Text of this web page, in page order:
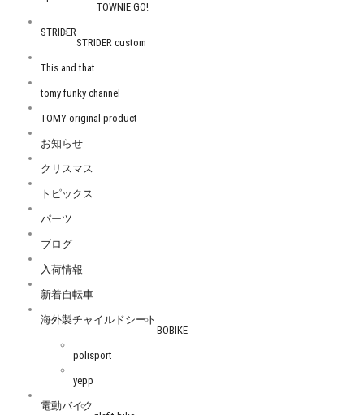
TOWNIE GO!
STRIDER
STRIDER custom
This and that
tomy funky channel
TOMY original product
お知らせ
クリスマス
トピックス
パーツ
ブログ
入荷情報
新着自転車
海外製チャイルドシート
BOBIKE
polisport
yepp
電動バイク